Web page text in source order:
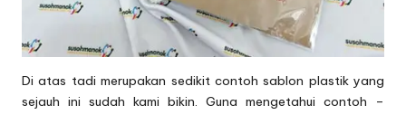
Di atas tadi merupakan sedikit contoh sablon plastik yang
sejauh ini sudah kami bikin. Guna mengetahui contoh –